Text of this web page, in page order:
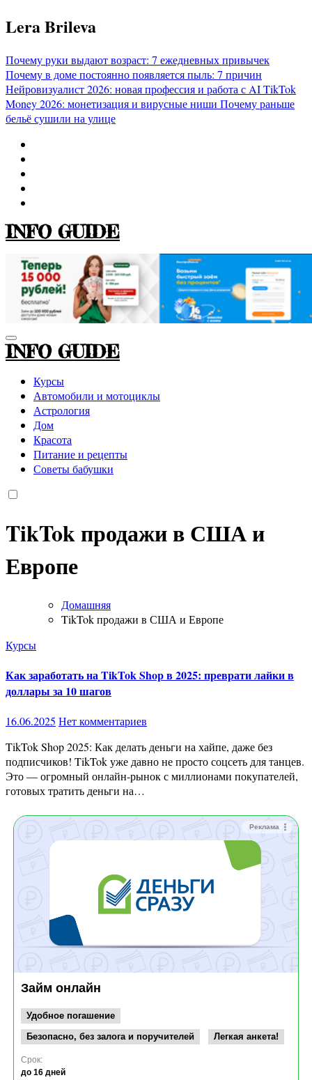
Перейти
к
Lera Brileva
Почему руки выдают возраст: 7 ежедневных привычек
Почему в доме постоянно появляется пыль: 7 причин
Нейровизуалист 2026: новая профессия и работа с AITikTok
Money 2026: монетизация и вирусные ниши Почему раньше
бельё сушили на улице
INFO GUIDE
INFO GUIDE
Курсы
Автомобили и мотоциклы
Астрология
Дом
Красота
Питание и рецепты
Советы бабушки
TikTok продажи в США и
Европе
Домашняя
TikTok продажи в США и Европе
Курсы
Как заработать на TikTok Shop в 2025: преврати лайки в
доллары за 10 шагов
16.06.2025 Нет комментариев
TikTok Shop 2025: Как делать деньги на хайпе, даже без
подписчиков! TikTok уже давно не просто соцсеть для танцев.
Это — огромный онлайн-рынок с миллионами покупателей,
готовых тратить деньги на…
Реклама
Займ онлайн
Удобное погашение
Безопасно, без залога и поручителей
Легкая анкета!
Срок:
до 16 дней